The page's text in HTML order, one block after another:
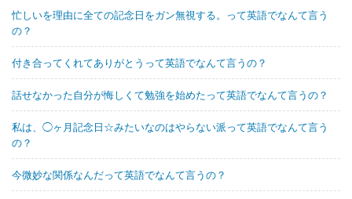
忙しいを理由に全ての記念日をガン無視する。って英語でなんて言う
の？
付き合ってくれてありがとうって英語でなんて言うの？
話せなかった自分が悔しくて勉強を始めたって英語でなんて言うの？
私は、◯ヶ月記念日☆みたいなのはやらない派って英語でなんて言う
の？
今微妙な関係なんだって英語でなんて言うの？